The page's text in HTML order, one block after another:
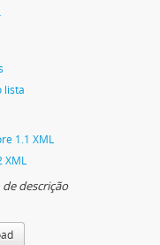
lista
1.1 XML
XML
descrição